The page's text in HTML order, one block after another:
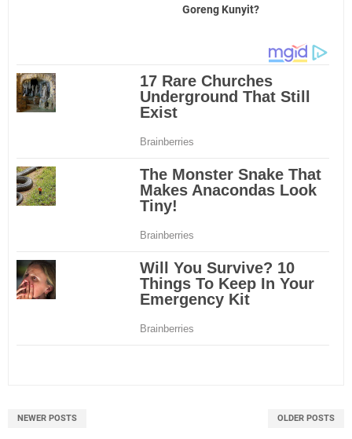
Goreng Kunyit?
NEWER POSTS OLDER POSTS